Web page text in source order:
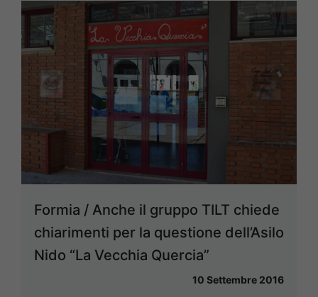
Formia / Anche il gruppo TILT chiede
chiarimenti per la questione dell’Asilo
Nido “La Vecchia Quercia”
10 Settembre 2016